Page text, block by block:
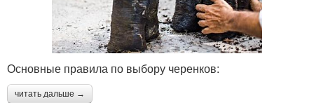
Основные правила по выбору черенков:
читать дальше →